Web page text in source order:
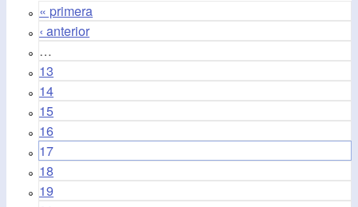
« primera
‹ anterior
…
13
14
15
16
17
18
19